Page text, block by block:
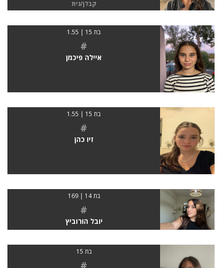
קבלן/נית
בת 15 | 1.55
#
איילה פיכמן
בת 15 | 1.55
#
זיו כהן
בת 14 | 169
#
יובל הורוביץ
בת 15